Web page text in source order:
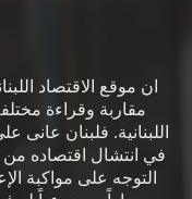
ان موقع الاقتصاد
مقاربة وقراءة
اللبنانية. فلبنان
في انتشال اقتصاده من
التوجه على مواكبة